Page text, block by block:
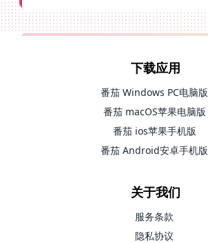
下载应用
番茄 Windows PC电脑版
番茄 macOS苹果电脑版
番茄 ios苹果手机版
番茄 Android安卓手机版
关于我们
服务条款
隐私协议